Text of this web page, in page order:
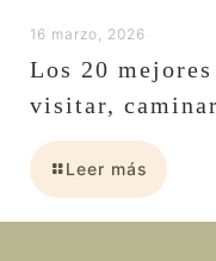
16 marzo, 2026
Los 20
visitar,
Leer más